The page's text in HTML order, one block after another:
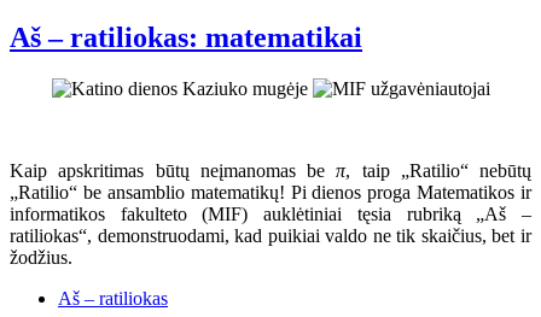
Aš – ratiliokas: matematikai
Kaip apskritimas būtų neįmanomas beπ, taip „Ratilio“ nebūtų
„Ratilio“ be ansamblio matematikų! Pi dienos proga Matematikos ir
informatikos fakulteto (MIF) auklėtiniai tęsia rubriką „Aš –
ratiliokas“, demonstruodami, kad puikiai valdo ne tik skaičius, bet ir
žodžius.
Aš – ratiliokas